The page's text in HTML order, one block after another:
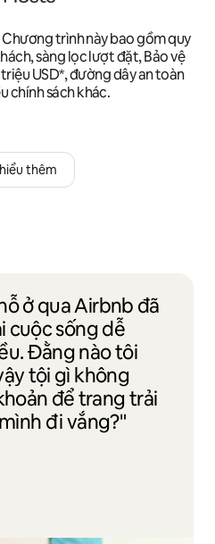
trình này bao gồm quy
sàng lọc lượt đặt, Bảo vệ
USD*, đường dây an toàn
chính sách khác.
thêm
ở qua Airbnb đã
cuộc sống dễ
Đằng nào tôi
tội gì không
để trang trải
đi vắng?"